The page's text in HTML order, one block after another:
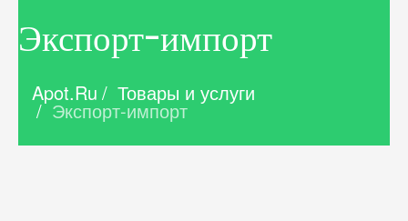
Экспорт-импорт
Apot.Ru / Товары и услуги
/ Экспорт-импорт